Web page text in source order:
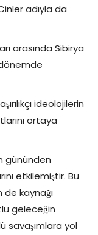
adıyla da
arasında Sibirya
ideolojilerin
ortaya
gününden
etkilemiştir. Bu
kaynağı
geleceğin
savaşımlara yol